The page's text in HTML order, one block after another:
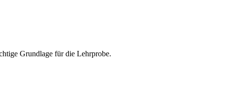
Grundlage für die Lehrprobe.